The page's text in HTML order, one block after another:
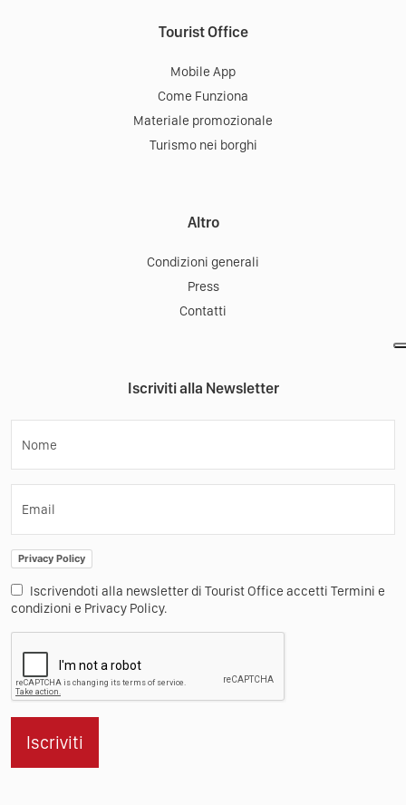
Tourist Office
Mobile App
Come Funziona
Materiale promozionale
Turismo nei borghi
Altro
Condizioni generali
Press
Contatti
Iscriviti alla Newsletter
Nome
Email
Privacy Policy
Iscrivendoti alla newsletter di Tourist Office accetti Termini e
condizioni e Privacy Policy.
Iscriviti